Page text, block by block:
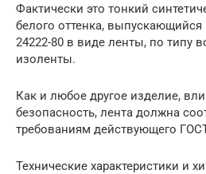
Фактически это тонкий
белого оттенка,
24222-80 в виде ленты, по типу
изоленты.
Как и любое другое изделие,
безопасность, лента должна
требованиям действующего
Технические характеристики и